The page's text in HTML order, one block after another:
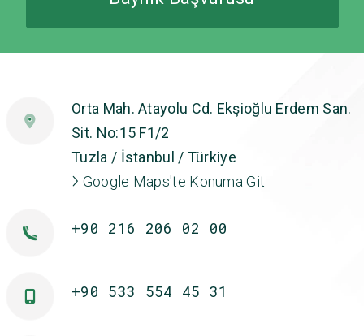
Orta Mah. Atayolu Cd. Ekşioğlu Erdem San.
Sit. No:15 F1/2
Tuzla / İstanbul / Türkiye
Google Maps'te Konuma Git
+90 216 206 02 00
+90 533 554 45 31